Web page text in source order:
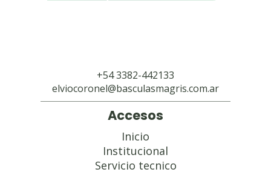
+54 3382-442133
elviocoronel@basculasmagris.com.ar
Accesos
Inicio
Institucional
Servicio tecnico